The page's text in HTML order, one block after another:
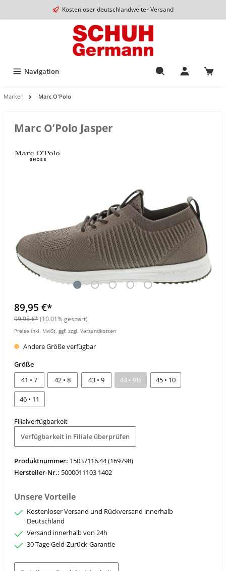
Kostenloser deutschlandweiter Versand
Navigation
Marken Marc O'Polo
Marc O’Polo Jasper
89,95 €*
99,95 €*(10.01% gespart)
Preise inkl. MwSt. ggf. zzgl. Versandkosten
Andere Größe verfügbar
Größe
41 • 7
42 • 8 43 • 9 44 • 9½ 45 • 10
46 • 11
Filialverfügbarkeit
Verfügbarkeit in Filiale überprüfen
Produktnummer: 15037116.44 (169798)
Hersteller-Nr.: 5000011103 1402
Unsere Vorteile
Kostenloser Versand und Rückversand innerhalb
Deutschland
Versand innerhalb von 24h
30 Tage Geld-Zurück-Garantie